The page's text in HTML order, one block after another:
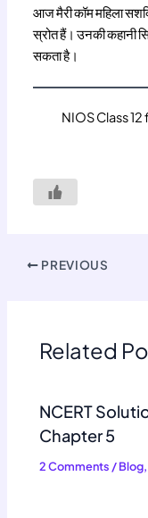
आज मैरी कॉम महिला
स्रोत हैं। उनकी कहानी
सकता है।
NIOS Class
PREVIOUS
Related
NCERT
Chapter 5
2 Comments /Blog